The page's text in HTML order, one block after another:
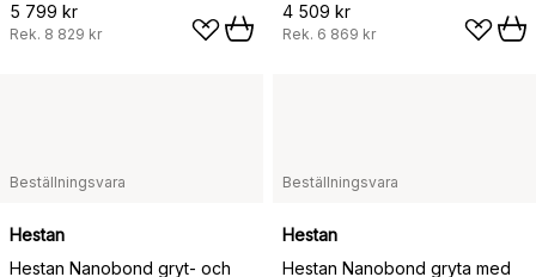
5 799 kr
Rek. 8 829 kr
4 509 kr
Rek. 6 869 kr
Beställningsvara
Hestan
Hestan Nanobond gryt- och
Beställningsvara
Hestan
Hestan Nanobond gryta med